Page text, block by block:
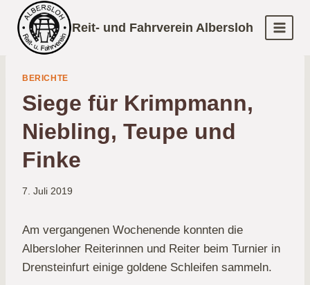
Inhalt
springen
Reit- und Fahrverein Albersloh
BERICHTE
Siege für Krimpmann,
Niebling, Teupe und
Finke
7. Juli 2019
Am vergangenen Wochenende konnten die
Albersloher Reiterinnen und Reiter beim Turnier in
Drensteinfurt einige goldene Schleifen sammeln.